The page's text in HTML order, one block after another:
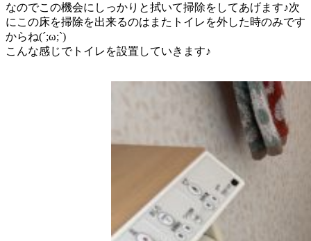
なのでこの機会にしっかりと拭いて掃除をしてあげます♪次
にこの床を掃除を出来るのはまたトイレを外した時のみです
からね(´;ω;`)
こんな感じでトイレを設置していきます♪